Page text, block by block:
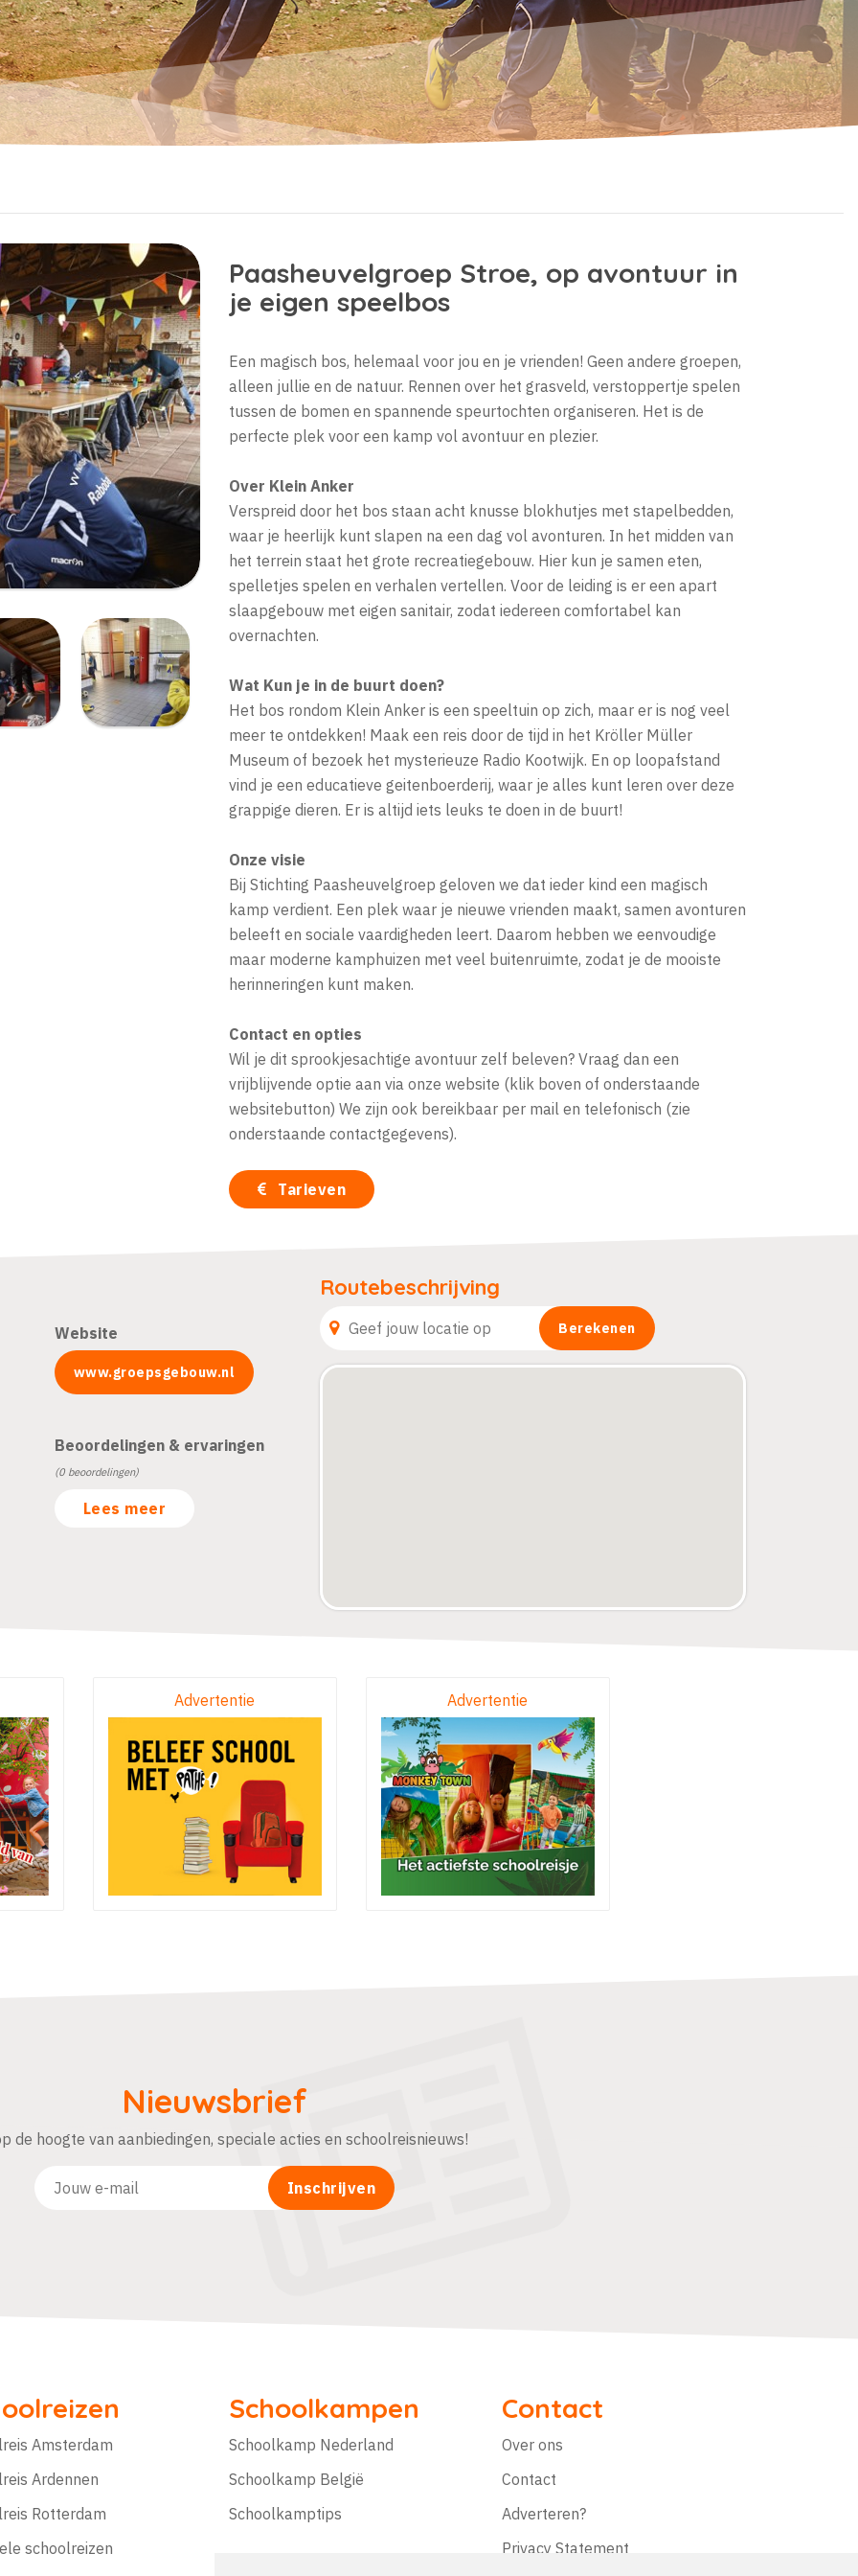
Paasheuvelgroep Stroe, op avontuur in
je eigen speelbos
Een magisch bos, helemaal voor jou en je vrienden! Geen andere groepen,
alleen jullie en de natuur. Rennen over het grasveld, verstoppertje spelen
tussen de bomen en spannende speurtochten organiseren. Het is de
perfecte plek voor een kamp vol avontuur en plezier.
Over Klein Anker
Verspreid door het bos staan acht knusse blokhutjes met stapelbedden,
waar je heerlijk kunt slapen na een dag vol avonturen. In het midden van
het terrein staat het grote recreatiegebouw. Hier kun je samen eten,
spelletjes spelen en verhalen vertellen. Voor de leiding is er een apart
slaapgebouw met eigen sanitair, zodat iedereen comfortabel kan
overnachten.
Wat Kun je in de buurt doen?
Het bos rondom Klein Anker is een speeltuin op zich, maar er is nog veel
meer te ontdekken! Maak een reis door de tijd in het Kröller Müller
Museum of bezoek het mysterieuze Radio Kootwijk. En op loopafstand
vind je een educatieve geitenboerderij, waar je alles kunt leren over deze
grappige dieren. Er is altijd iets leuks te doen in de buurt!
Onze visie
Bij Stichting Paasheuvelgroep geloven we dat ieder kind een magisch
kamp verdient. Een plek waar je nieuwe vrienden maakt, samen avonturen
beleeft en sociale vaardigheden leert. Daarom hebben we eenvoudige
maar moderne kamphuizen met veel buitenruimte, zodat je de mooiste
herinneringen kunt maken.
Contact en opties
Wil je dit sprookjesachtige avontuur zelf beleven? Vraag dan een
vrijblijvende optie aan via onze website (klik boven of onderstaande
websitebutton) We zijn ook bereikbaar per mail en telefonisch (zie
onderstaande contactgegevens).
Tarieven
Website
www.groepsgebouw.nl
Beoordelingen & ervaringen
(0 beoordelingen)
Lees meer
Routebeschrijving
Advertentie Advertentie
Nieuwsbrief
de hoogte van aanbiedingen, speciale acties en schoolreisnieuws!
Amsterdam
Ardennen
Rotterdam
schoolreizen
Schoolkampen
Schoolkamp Nederland
Schoolkamp België
Schoolkamptips
Contact
Over ons
Contact
Adverteren?
Privacy Statement